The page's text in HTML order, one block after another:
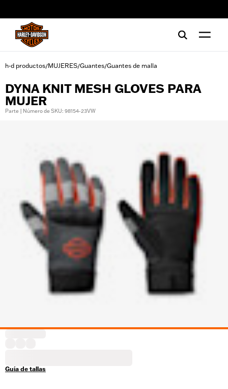
h-d productos/MUJERES/Guantes/Guantes de malla
DYNA KNIT MESH GLOVES PARA
MUJER
Parte | Número de SKU: 98154-23VW
Guía de tallas